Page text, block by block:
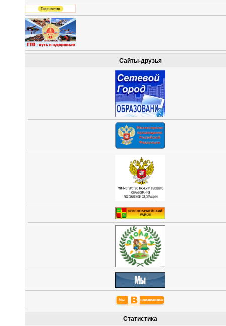
Сайты-друзья
Статистика